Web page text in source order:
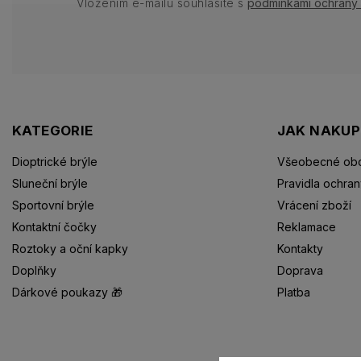
KATEGORIE
Dioptrické brýle
Sluneční brýle
Sportovní brýle
Kontaktní čočky
Roztoky a oční kapky
Doplňky
Dárkové poukazy 🎁
JAK
Všeobecné
Pravidla
Vrácení zboží
Reklamace
Kontakty
Doprava
Platba
Vložením e-mailu souhlasíte s podmínkami